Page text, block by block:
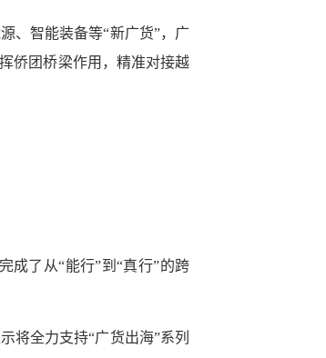
、智能装备等“新广货”，广
侨团桥梁作用，精准对接越
成了从“能行”到“真行”的跨
将全力支持“广货出海”系列